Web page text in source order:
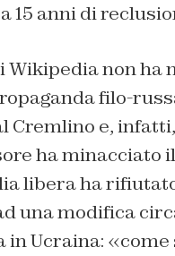
15 anni di
Wikipedia non ha
filo-
Cremlino e,
ha minacciato
libera ha
una modifica
in Ucraina: «come